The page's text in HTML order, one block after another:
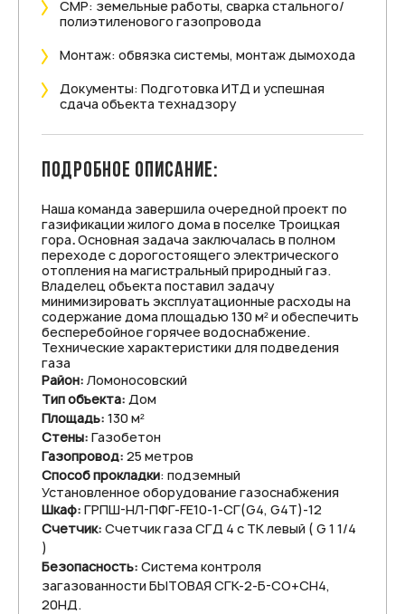
СМР: земельные работы, сварка стального/
полиэтиленового газопровода
Монтаж: обвязка системы, монтаж дымохода
Документы: Подготовка ИТД и успешная
сдача объекта технадзору
ПОДРОБНОЕ ОПИСАНИЕ:
Наша команда завершила очередной проект по
газификации жилого дома в поселке Троицкая
гора.Основная задача заключалась в полном
переходе с дорогостоящего электрического
отопления на магистральный природный газ.
Владелец объекта поставил задачу
минимизировать эксплуатационные расходы на
содержание дома площадью 130 м² и обеспечить
бесперебойное горячее водоснабжение.
Технические характеристики для подведения
газа
Район: Ломоносовский
Тип объекта: Дом
Площадь: 130 м²
Стены: Газобетон
Газопровод: 25 метров
Способ прокладки: подземный
Установленное оборудование газоснабжения
Шкаф: ГРПШ-НЛ-ПФГ-FE10-1-СГ(G4, G4T)-12
Счетчик: Счетчик газа СГД 4 с ТК левый ( G 1 1/4
)
Безопасность: Система контроля
загазованности БЫТОВАЯ СГК-2-Б-СО+СН4,
20НД.